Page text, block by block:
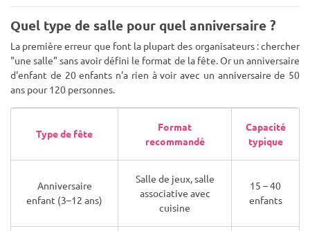
Quel type de salle pour quel anniversaire ?
La première erreur que font la plupart des organisateurs : chercher
"une salle" sans avoir défini le format de la fête. Or un anniversaire
d'enfant de 20 enfants n'a rien à voir avec un anniversaire de 50
ans pour 120 personnes.
Type de fête
Format
recommandé
Capacité
typique
Anniversaire
enfant (3–12 ans)
Salle de jeux, salle
associative avec
cuisine
15 – 40
enfants